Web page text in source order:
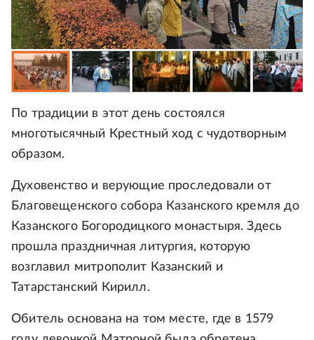
По традиции в этот день состоялся
многотысячный Крестный ход с чудотворным
образом.
Духовенство и верующие проследовали от
Благовещенского собора Казанского кремля до
Казанского Богородицкого монастыря. Здесь
прошла праздничная литургия, которую
возглавил митрополит Казанский и
Татарстанский Кирилл.
Обитель основана на том месте, где в 1579